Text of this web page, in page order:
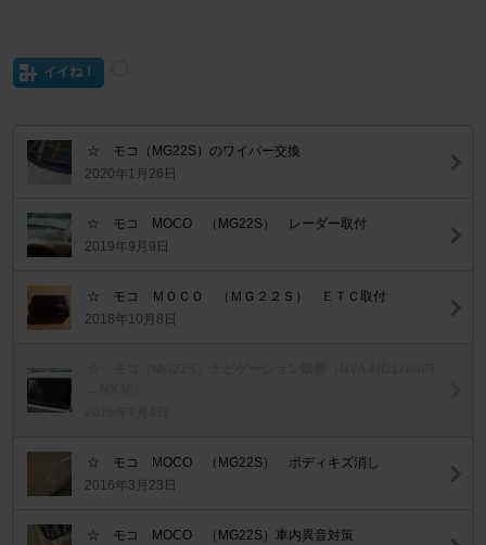
イイね！
☆ モコ（MG22S）のワイパー交換
2020年1月26日
☆ モコ MOCO （MG22S） レーダー取付
2019年9月9日
☆ モコ ＭＯＣＯ （ＭＧ２２Ｓ） ＥＴＣ取付
2018年10月8日
☆ モコ MOCO （MG22S） ボディキズ消し
2016年3月23日
☆ モコ MOCO （MG22S）車内異音対策